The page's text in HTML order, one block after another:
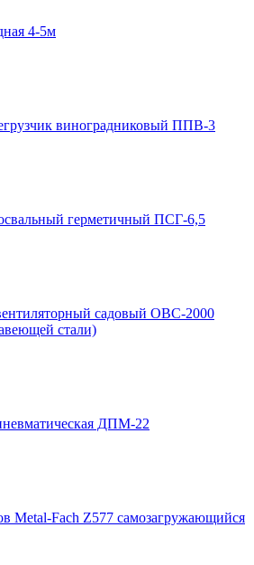
4-5м
виноградниковый ППВ-3
герметичный ПСГ-6,5
садовый ОВС-2000
стали)
ДПМ-22
Metal-Fach Z577 самозагружающийся